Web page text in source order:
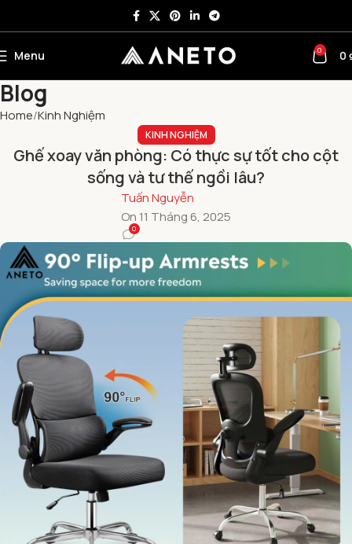
Menu 0 0
Blog
Home Kinh Nghiệm
KINH NGHIỆM
Ghế xoay văn phòng: Có thực sự tốt cho cột
sống và tư thế ngồi lâu?
Tuấn Nguyễn
On 11 Tháng 6, 2025
0